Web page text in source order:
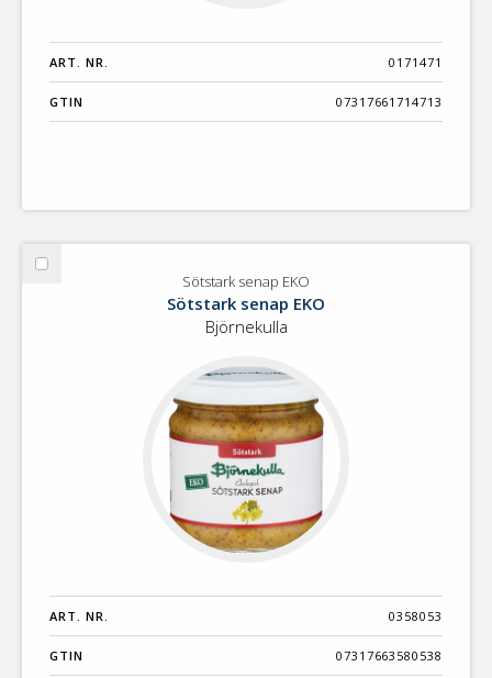
ART. NR. 0171471
GTIN 07317661714713
Välj
Sötstark senap EKO
Sötstark senap EKO
Björnekulla
ART. NR. 0358053
GTIN 07317663580538